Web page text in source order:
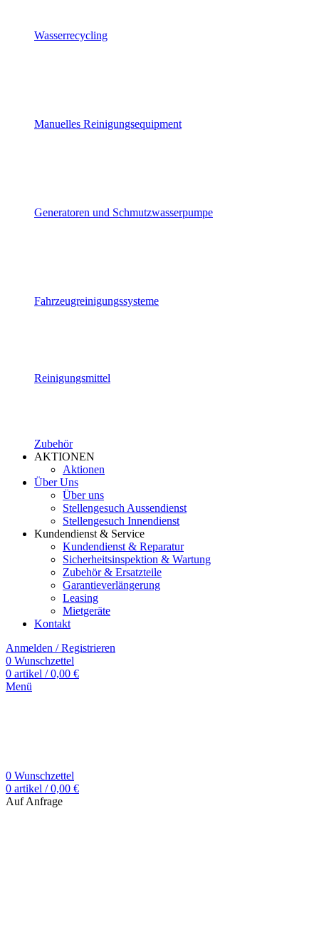
Wasserrecycling
Manuelles Reinigungsequipment
Generatoren und Schmutzwasserpumpe
Fahrzeugreinigungssysteme
Reinigungsmittel
Zubehör
AKTIONEN
Aktionen
Über Uns
Über uns
Stellengesuch Aussendienst
Stellengesuch Innendienst
Kundendienst & Service
Kundendienst & Reparatur
Sicherheitsinspektion & Wartung
Zubehör & Ersatzteile
Garantieverlängerung
Leasing
Mietgeräte
Kontakt
Anmelden / Registrieren
0 Wunschzettel
0 artikel / 0,00 €
Menü
0 Wunschzettel
0 artikel / 0,00 €
Auf Anfrage